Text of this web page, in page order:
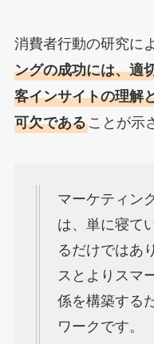
消費者行動の研究に
ングの成功には、適
客インサイトの理解
可欠であることが示
マーケティン
は、単に寝て
るだけではあ
スとよりスマ
係を構築する
ワークです。